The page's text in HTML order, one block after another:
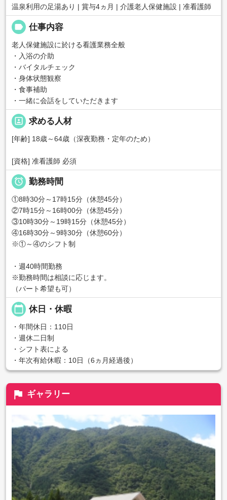
温泉利用の足湯あり | 賞与4ヵ月 | 介護老人保健施設 | 准看護師
label 仕事内容
老人保健施設に於ける看護業務全般
・入浴の介助
・バイタルチェック
・身体状態観察
・食事補助
・一緒に会話をしていただきます
portrait 求める人材
[年齢] 18歳～64歳（深夜勤務・定年のため）
[資格] 准看護師 必須
 勤務時間
①8時30分～17時15分（休憩45分）
②7時15分～16時00分（休憩45分）
③10時30分～19時15分（休憩45分）
④16時30分～9時30分（休憩60分）
※①～④のシフト制
・週40時間勤務
※勤務時間は相談に応じます。
（パート希望も可）
calendar_today 休日・休暇
・年間休日：110日
・週休二日制
・シフト表による
・年次有給休暇：10日（6ヵ月経過後）
flag ギャラリー